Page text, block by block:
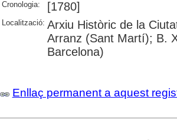
Cronologia: [1780]
Localització: Arxiu Històric de la
Arranz (Sant Martí); B.
Barcelona)
Enllaç permanent a aquest